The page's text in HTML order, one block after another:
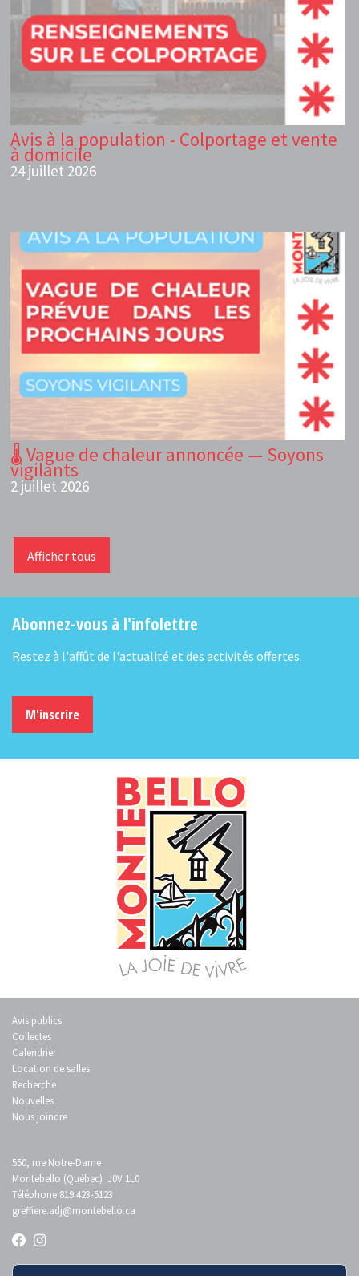
Avis à la population - Colportage et vente
à domicile
24 juillet 2026
🌡️ Vague de chaleur annoncée — Soyons
vigilants
2 juillet 2026
Afficher tous
Abonnez-vous à l'infolettre
Restez à l'affût de l'actualité et des activités offertes.
M'inscrire
Avis publics
Collectes
Calendrier
Location de salles
Recherche
Nouvelles
Nous joindre
550, rue Notre-Dame
Montebello (Québec) J0V 1L0
Téléphone 819 423-5123
greffiere.adj@montebello.ca